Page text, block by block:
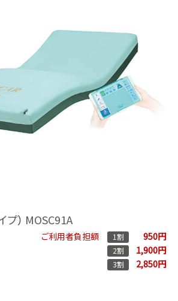
プ） MOSC91A
ご利用者負担額 1割 950円
2割 1,900円
3割 2,850円